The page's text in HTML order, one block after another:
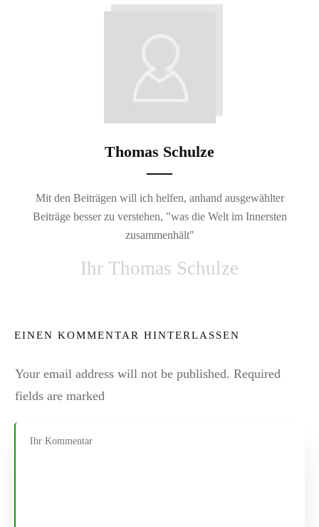
Thomas Schulze
Mit den Beiträgen will ich helfen, anhand ausgewählter
Beiträge besser zu verstehen, "was die Welt im Innersten
zusammenhält"
Ihr Thomas Schulze
EINEN KOMMENTAR HINTERLASSEN
Your email address will not be published. Required
fields are marked